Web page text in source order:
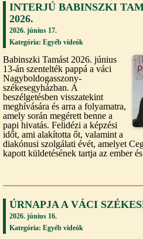
INTERJÚ BABINSZKI
2026.
2026. június 17.
Kategória: Egyéb videók
Babinszki Tamást 2026. június
13-án szentelték pappá a váci
Nagyboldogasszony-
székesegyházban. A
beszélgetésben visszatekint
meghívására és arra a folyamatra,
amely során megérett benne a
papi hivatás. Felidézi a képzési
időt, ami alakította őt, valamint a
diakónusi szolgálati évét, amelyet
kapott küldetésének tartja az ember
ÚRNAPJA A VÁCI
2026. június 16.
Kategória: Egyéb videók